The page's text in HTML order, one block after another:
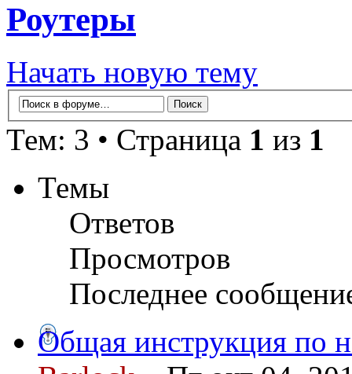
Роутеры
Начать новую тему
Тем: 3 • Страница 1 из 1
Темы
Ответов
Просмотров
Последнее
Общая инструкция по